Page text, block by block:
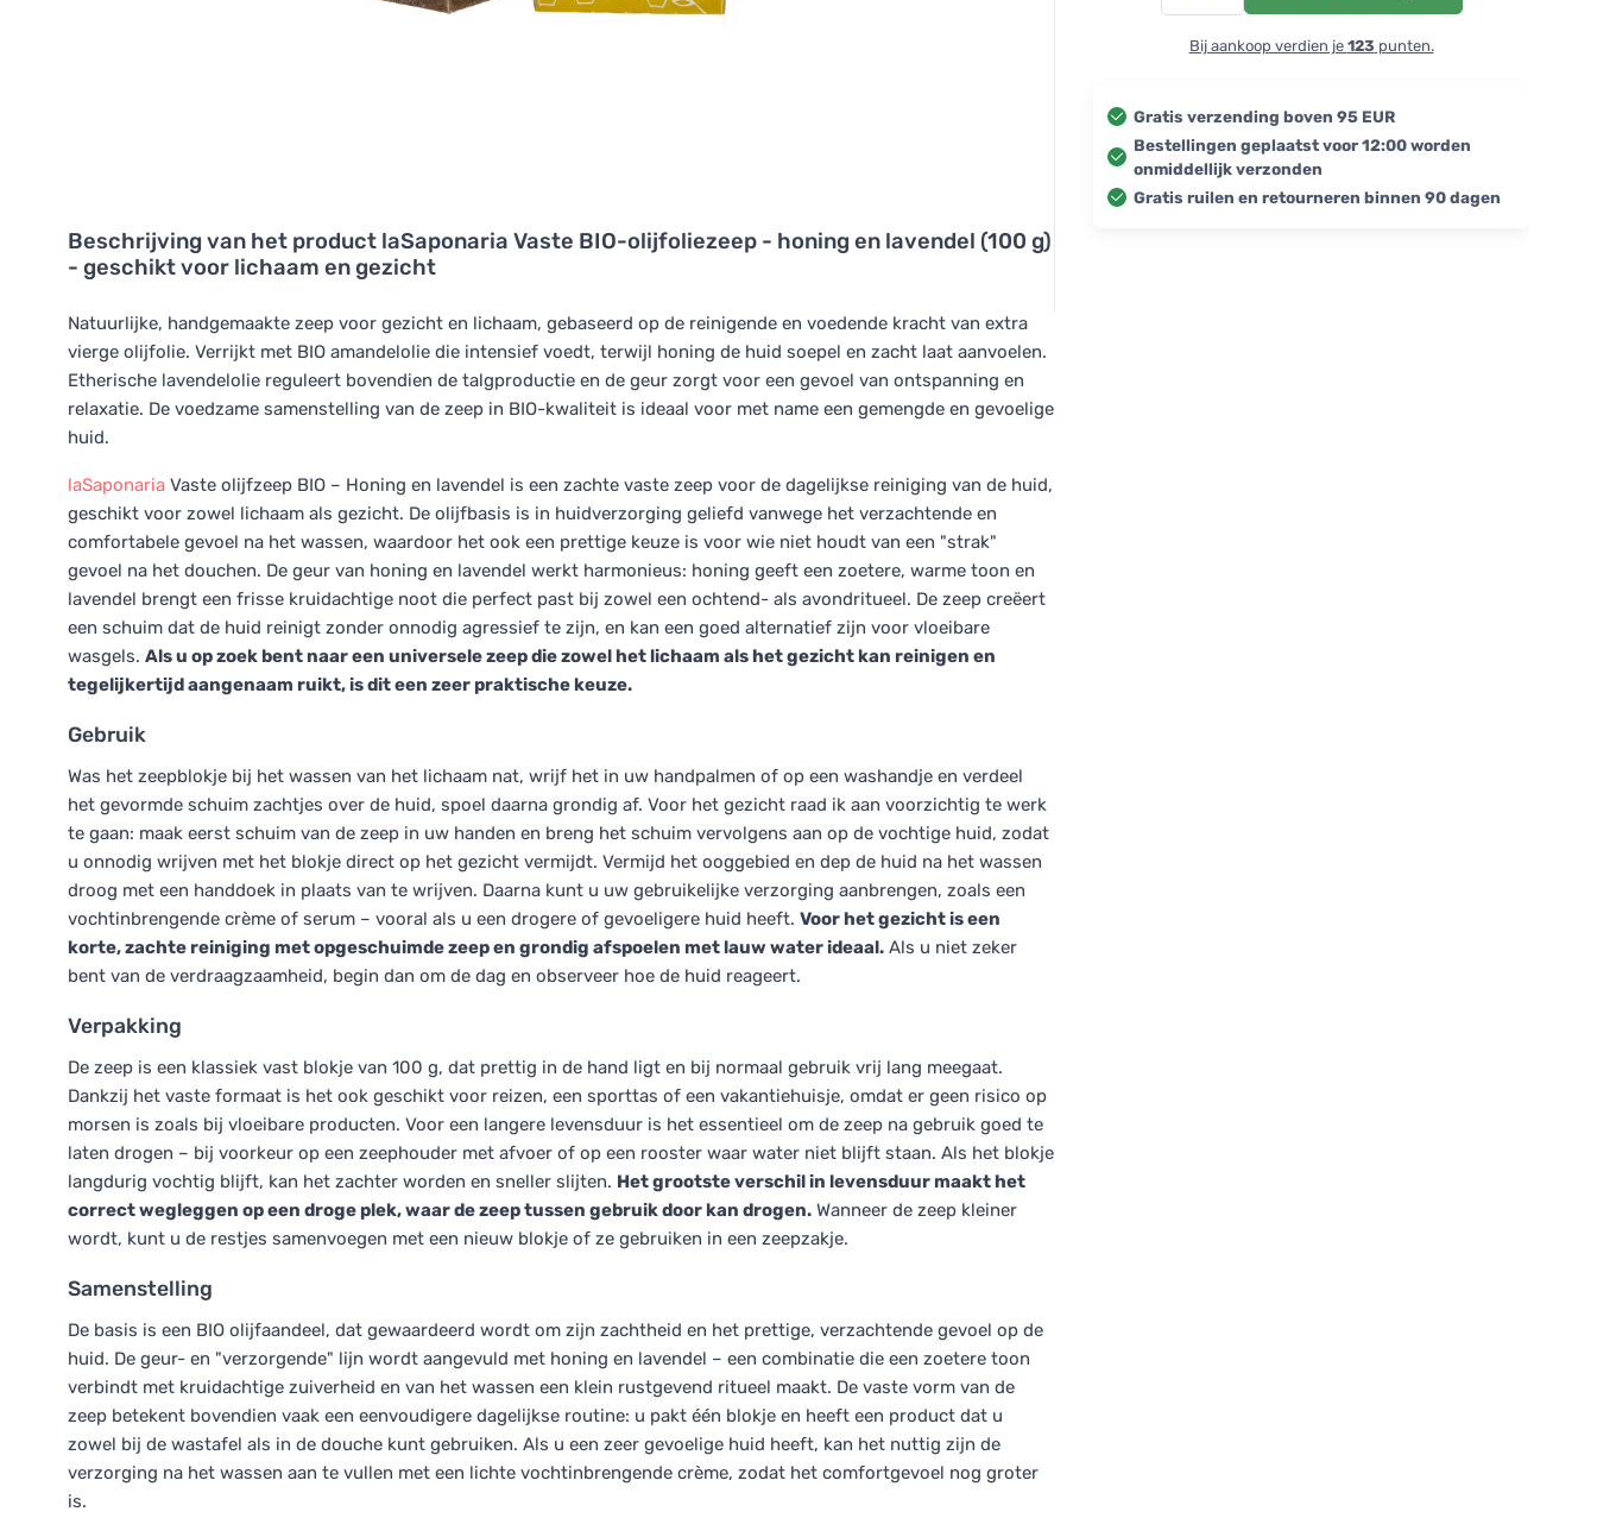
Beschrijving van het product laSaponaria Vaste BIO-olijfoliezeep - honing en lavendel (100 g)
- geschikt voor lichaam en gezicht
Natuurlijke, handgemaakte zeep voor gezicht en lichaam, gebaseerd op de reinigende en voedende kracht van extra
vierge olijfolie. Verrijkt met BIO amandelolie die intensief voedt, terwijl honing de huid soepel en zacht laat aanvoelen.
Etherische lavendelolie reguleert bovendien de talgproductie en de geur zorgt voor een gevoel van ontspanning en
relaxatie. De voedzame samenstelling van de zeep in BIO-kwaliteit is ideaal voor met name een gemengde en gevoelige
huid.
laSaponaria Vaste olijfzeep BIO – Honing en lavendel is een zachte vaste zeep voor de dagelijkse reiniging van de huid,
geschikt voor zowel lichaam als gezicht. De olijfbasis is in huidverzorging geliefd vanwege het verzachtende en
comfortabele gevoel na het wassen, waardoor het ook een prettige keuze is voor wie niet houdt van een "strak"
gevoel na het douchen. De geur van honing en lavendel werkt harmonieus: honing geeft een zoetere, warme toon en
lavendel brengt een frisse kruidachtige noot die perfect past bij zowel een ochtend- als avondritueel. De zeep creëert
een schuim dat de huid reinigt zonder onnodig agressief te zijn, en kan een goed alternatief zijn voor vloeibare
wasgels. Als u op zoek bent naar een universele zeep die zowel het lichaam als het gezicht kan reinigen en
tegelijkertijd aangenaam ruikt, is dit een zeer praktische keuze.
Gebruik
Was het zeepblokje bij het wassen van het lichaam nat, wrijf het in uw handpalmen of op een washandje en verdeel
het gevormde schuim zachtjes over de huid, spoel daarna grondig af. Voor het gezicht raad ik aan voorzichtig te werk
te gaan: maak eerst schuim van de zeep in uw handen en breng het schuim vervolgens aan op de vochtige huid, zodat
u onnodig wrijven met het blokje direct op het gezicht vermijdt. Vermijd het ooggebied en dep de huid na het wassen
droog met een handdoek in plaats van te wrijven. Daarna kunt u uw gebruikelijke verzorging aanbrengen, zoals een
vochtinbrengende crème of serum – vooral als u een drogere of gevoeligere huid heeft. Voor het gezicht is een
korte, zachte reiniging met opgeschuimde zeep en grondig afspoelen met lauw water ideaal. Als u niet zeker
bent van de verdraagzaamheid, begin dan om de dag en observeer hoe de huid reageert.
Verpakking
De zeep is een klassiek vast blokje van 100 g, dat prettig in de hand ligt en bij normaal gebruik vrij lang meegaat.
Dankzij het vaste formaat is het ook geschikt voor reizen, een sporttas of een vakantiehuisje, omdat er geen risico op
morsen is zoals bij vloeibare producten. Voor een langere levensduur is het essentieel om de zeep na gebruik goed te
laten drogen – bij voorkeur op een zeephouder met afvoer of op een rooster waar water niet blijft staan. Als het blokje
langdurig vochtig blijft, kan het zachter worden en sneller slijten. Het grootste verschil in levensduur maakt het
correct wegleggen op een droge plek, waar de zeep tussen gebruik door kan drogen. Wanneer de zeep kleiner
wordt, kunt u de restjes samenvoegen met een nieuw blokje of ze gebruiken in een zeepzakje.
Samenstelling
De basis is een BIO olijfaandeel, dat gewaardeerd wordt om zijn zachtheid en het prettige, verzachtende gevoel op de
huid. De geur- en "verzorgende" lijn wordt aangevuld met honing en lavendel – een combinatie die een zoetere toon
verbindt met kruidachtige zuiverheid en van het wassen een klein rustgevend ritueel maakt. De vaste vorm van de
zeep betekent bovendien vaak een eenvoudigere dagelijkse routine: u pakt één blokje en heeft een product dat u
zowel bij de wastafel als in de douche kunt gebruiken. Als u een zeer gevoelige huid heeft, kan het nuttig zijn de
verzorging na het wassen aan te vullen met een lichte vochtinbrengende crème, zodat het comfortgevoel nog groter
is.
Bij aankoop verdien je 123 punten.
Gratis verzending boven 95 EUR
Bestellingen geplaatst voor 12:00 worden
onmiddellijk verzonden
Gratis ruilen en retourneren binnen 90 dagen